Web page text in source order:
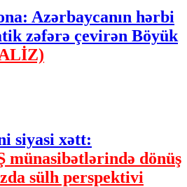
Azərbaycanın hərbi
zəfərə çevirən Böyük
siyasi xətt:
münasibətlərində dönüş
sülh perspektivi